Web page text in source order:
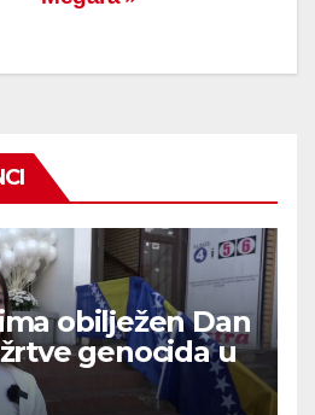
obilježen Dan
genocida u